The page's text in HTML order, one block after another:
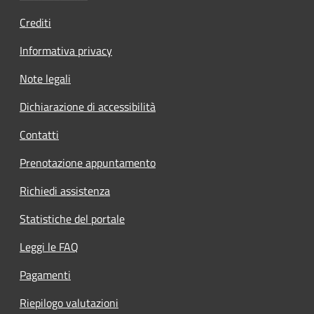
Crediti
Informativa privacy
Note legali
Dichiarazione di accessibilità
Contatti
Prenotazione appuntamento
Richiedi assistenza
Statistiche del portale
Leggi le FAQ
Pagamenti
Riepilogo valutazioni